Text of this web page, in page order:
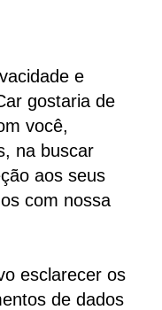
e
gostaria de
você,
na buscar
aos seus
com nossa
esclarecer os
de dados